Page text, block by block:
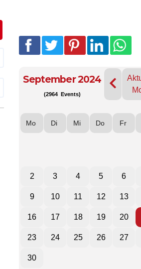
September 2024
(2964 Events)
Mo Di Mi Do Fr
2 3 4 5 6
9 10 11 12 13
16 17 18 19 20
23 24 25 26 27
30